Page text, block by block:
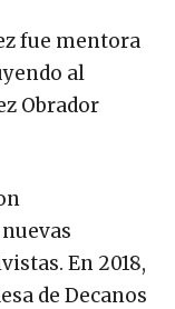
fue mentora
al
Obrador
En 2018,
de Decanos